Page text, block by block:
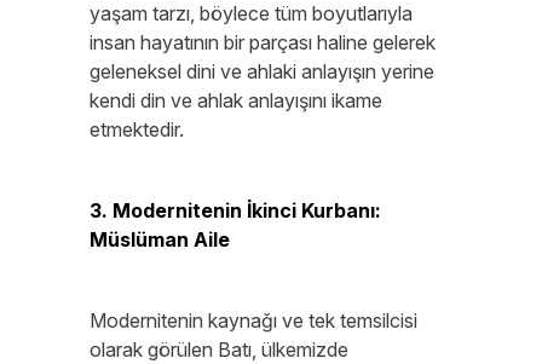
yaşam tarzı, böylece tüm boyutlarıyla
insan hayatının bir parçası haline gelerek
geleneksel dini ve ahlaki anlayışın yerine
kendi din ve ahlak anlayışını ikame
etmektedir.
3. Modernitenin İkinci Kurbanı:
Müslüman Aile
Modernitenin kaynağı ve tek temsilcisi
olarak görülen Batı, ülkemizde